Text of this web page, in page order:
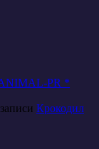
PR *
Крокодил